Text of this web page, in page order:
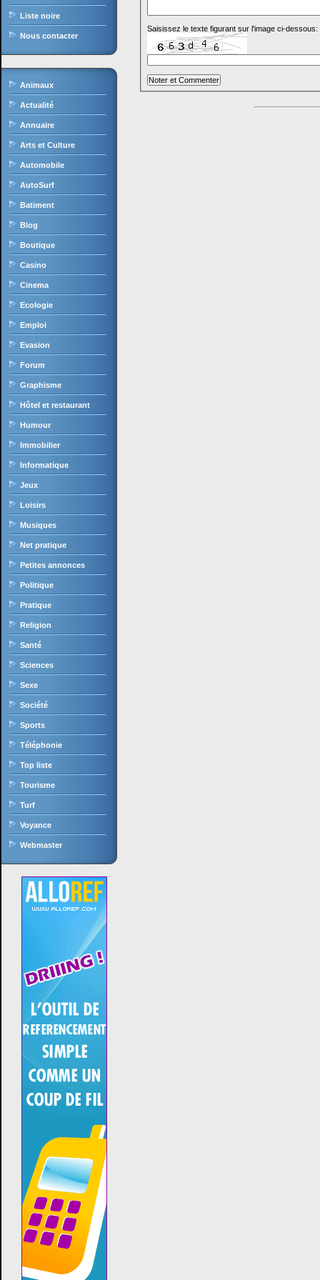
Liste noire
Nous contacter
Animaux
Actualité
Annuaire
Arts et Culture
Automobile
AutoSurf
Batiment
Blog
Boutique
Casino
Cinema
Ecologie
Emploi
Evasion
Forum
Graphisme
Hôtel et restaurant
Humour
Immobilier
Informatique
Jeux
Loisirs
Musiques
Net pratique
Petites annonces
Politique
Pratique
Religion
Santé
Sciences
Sexe
Société
Sports
Téléphonie
Top liste
Tourisme
Turf
Voyance
Webmaster
Saisissez le texte figurant sur l'image ci-dessous: